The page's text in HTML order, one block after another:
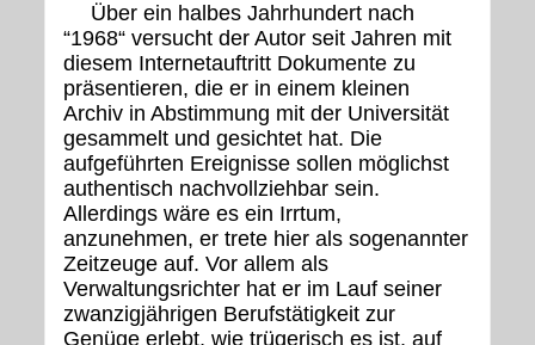
Über ein halbes Jahrhundert nach
“1968“ versucht der Autor seit Jahren mit
diesem Internetauftritt Dokumente zu
präsentieren, die er in einem kleinen
Archiv in Abstimmung mit der Universität
gesammelt und gesichtet hat. Die
aufgeführten Ereignisse sollen möglichst
authentisch nachvollziehbar sein.
Allerdings wäre es ein Irrtum,
anzunehmen, er trete hier als sogenannter
Zeitzeuge auf. Vor allem als
Verwaltungsrichter hat er im Lauf seiner
zwanzigjährigen Berufstätigkeit zur
Genüge erlebt, wie trügerisch es ist, auf